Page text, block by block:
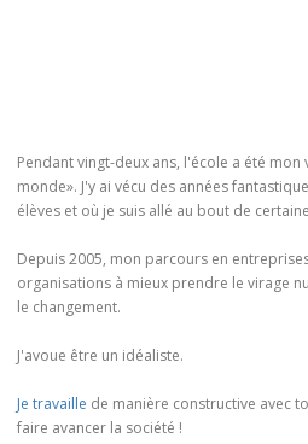
Pendant vingt-deux ans, l'école a été
monde». J'y ai vécu des années
élèves et où je suis allé au bout de
Depuis 2005, mon parcours en
organisations à mieux prendre le virage
le changement.
J'avoue être un idéaliste.
Je travaille de manière constructive avec
faire avancer la société !